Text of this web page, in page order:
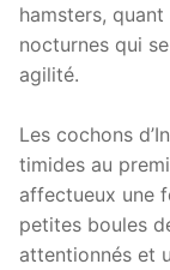
hamsters,
nocturnes qui
agilité.
Les cochons
timides au
affectueux une
petites boules
attentionnés et